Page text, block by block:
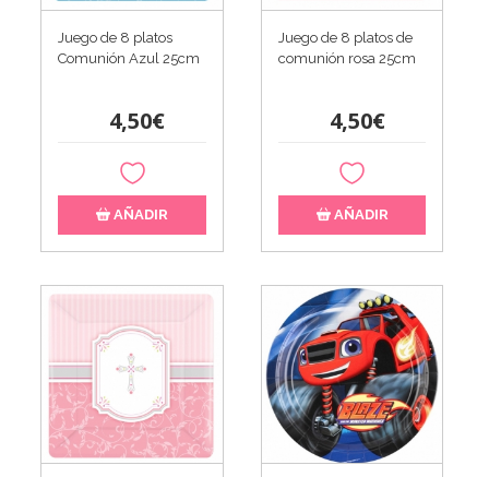
Juego de 8 platos
Comunión Azul 25cm
4,50€
AÑADIR
Juego de 8 platos de
comunión rosa 25cm
4,50€
AÑADIR